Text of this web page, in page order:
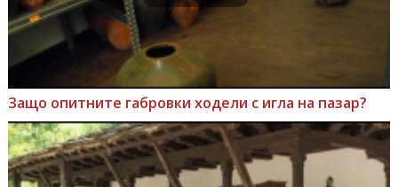
Защо опитните габровки ходели с игла на пазар?